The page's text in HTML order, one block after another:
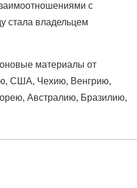
с
стала владельцем
материалы от
США, Чехию, Венгрию,
Австралию, Бразилию,